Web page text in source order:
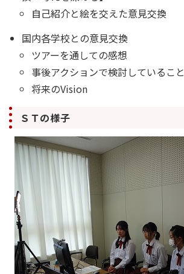
自己紹介と絵を交えた意見交換
国内各学校との意見交換
ツアーを通しての感想
事後アクションで検討していること
将来のVision
ＳＴの様子